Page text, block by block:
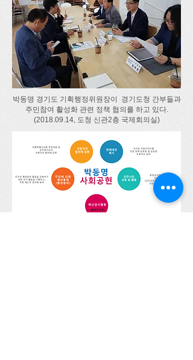
박동명 경기도 기획행정위원장이 경기도청 간부들과
주민참여 활성화 관련 정책 협의를 하고 있다.
(2018.09.14, 도청 신관2층 국제회의실)